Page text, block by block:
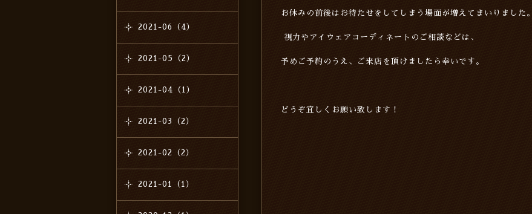
お休みの前後はお待たせをしてしまう場面が増えてまいりました。
視力やアイウェアコーディネートのご相談などは、
予めご予約のうえ、ご来店を頂けましたら幸いです。
どうぞ宜しくお願い致します！
2021-06（4）
2021-05（2）
2021-04（1）
2021-03（2）
2021-02（2）
2021-01（1）